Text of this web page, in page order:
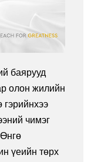
баярууд
олон жилийн
гэрийнхээ
чимэг
үеийн төрх